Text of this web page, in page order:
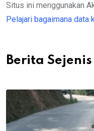
Situs ini menggunakan
Pelajari bagaimana
Berita Sejenis